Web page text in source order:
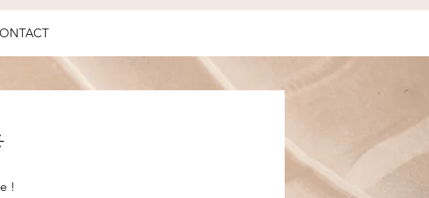
!